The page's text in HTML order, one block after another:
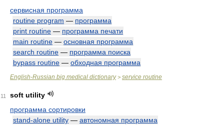
сервисная программа
routine program — программа
print routine — программа печати
main routine — основная программа
search routine — программа поиска
bypass routine — обходная программа
English-Russian big medical dictionary> service routine
11
soft utility
программа сортировки
stand-alone utility — автономная программа